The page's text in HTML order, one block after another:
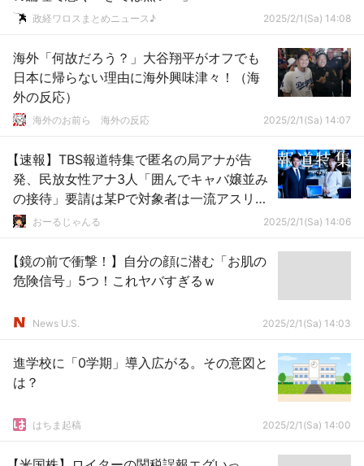
ｗｗｗｗｗｗｗｗｗｗｗｗｗｗｗｗ
政経ワロスまとめニュース♪ 2025/2/1(Sa) 14:08
海外「何故だろう？」大谷翔平がオフでも
日本に帰らない理由に海外興味津々！（海
外の反応）
海外のお前ら 海外の反応 2025/2/1(Sa) 14:07
【速報】TBS報道特集で匿名の局アナが告
発、民放女性アナ3人「囲んでキャバ嬢並み
の接待」要請は某Pで対象者は一流アスリー
ト！！！
おーるじゃんる 2025/2/1(Sa) 14:06
【鏡の前で衝撃！】自分の顔に潜む「お肌の
危険信号」5つ！これヤバすぎるｗ
News U.S. 2025/2/1(Sa) 14:03
進学校に「0学期」導入広がる。その意図と
は？
はちま起稿 2025/2/1(Sa) 14:00